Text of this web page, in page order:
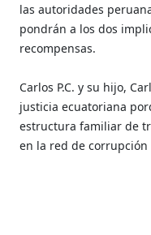
las autoridades
pondrán a los dos
recompensas.
Carlos P.C. y su hijo,
justicia ecuatoriana
estructura familiar de
en la red de corrupción